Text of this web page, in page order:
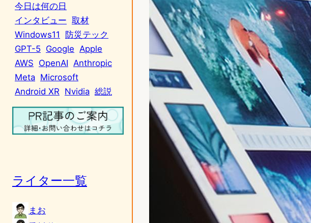
今日は何の日
インタビュー 取材
Windows11
防災テック
GPT-5 Google Apple
AWS OpenAI Anthropic
Meta Microsoft
Android XR Nvidia 総説
ライター一覧
まお